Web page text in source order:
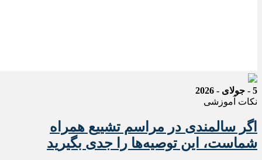
5 - جولای - 2026
نکات آموزشی
اگر سالمندی در مراسم تشییع همراه
شماست، این توصیه‌ها را جدی بگیرید